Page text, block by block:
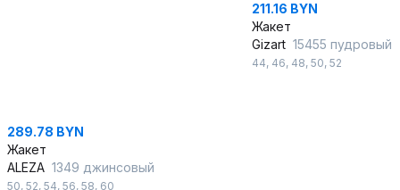
289.78 BYN
Жакет
ALEZA 1349 джинсовый
50, 52, 54, 56, 58, 60
211.16 BYN
Жакет
Gizart 15455 пудровый
44, 46, 48, 50, 52